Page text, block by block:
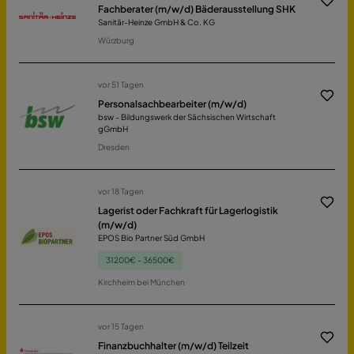
Fachberater (m/w/d) Bäderausstellung SHK
Sanitär-Heinze GmbH & Co. KG
Würzburg
vor 51 Tagen
Personalsachbearbeiter (m/w/d)
bsw - Bildungswerk der Sächsischen Wirtschaft
gGmbH
Dresden
vor 18 Tagen
Lagerist oder Fachkraft für Lagerlogistik
(m/w/d)
EPOS Bio Partner Süd GmbH
31200€ - 36500€
Kirchheim bei München
vor 15 Tagen
Finanzbuchhalter (m/w/d) Teilzeit